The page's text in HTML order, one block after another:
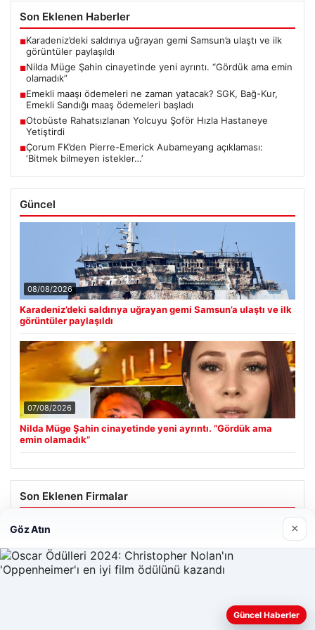
Son Eklenen Haberler
■Karadeniz’deki saldırıya uğrayan gemi Samsun’a ulaştı ve ilk
görüntüler paylaşıldı
■Nilda Müge Şahin cinayetinde yeni ayrıntı. “Gördük ama emin
olamadık”
■Emekli maaşı ödemeleri ne zaman yatacak? SGK, Bağ-Kur,
Emekli Sandığı maaş ödemeleri başladı
■Otobüste Rahatsızlanan Yolcuyu Şoför Hızla Hastaneye
Yetiştirdi
■Çorum FK’den Pierre-Emerick Aubameyang açıklaması:
‘Bitmek bilmeyen istekler…’
Güncel
08/08/2026
Karadeniz’deki saldırıya uğrayan gemi Samsun’a ulaştı ve ilk
görüntüler paylaşıldı
07/08/2026
Nilda Müge Şahin cinayetinde yeni ayrıntı. “Gördük ama
emin olamadık”
Son Eklenen Firmalar
Enes Kaplan Avukatlık Bürosu
28/04/2026
Web sitemizi nasıl kullandığınızı daha iyi anlayabilmek,
Göz Atın ×
Güncel Haberler